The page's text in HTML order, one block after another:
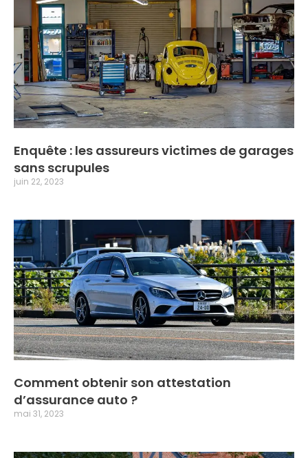
Enquête : les assureurs victimes de garages
sans scrupules
juin 22, 2023
Comment obtenir son attestation
d’assurance auto ?
mai 31, 2023